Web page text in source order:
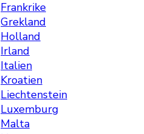
Frankrike
Grekland
Holland
Irland
Italien
Kroatien
Liechtenstein
Luxemburg
Malta